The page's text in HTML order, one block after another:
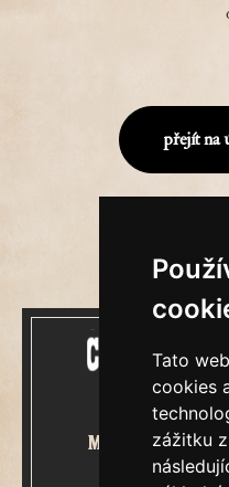
Tato
cookies
zážitku
přejít na
Mecenášem